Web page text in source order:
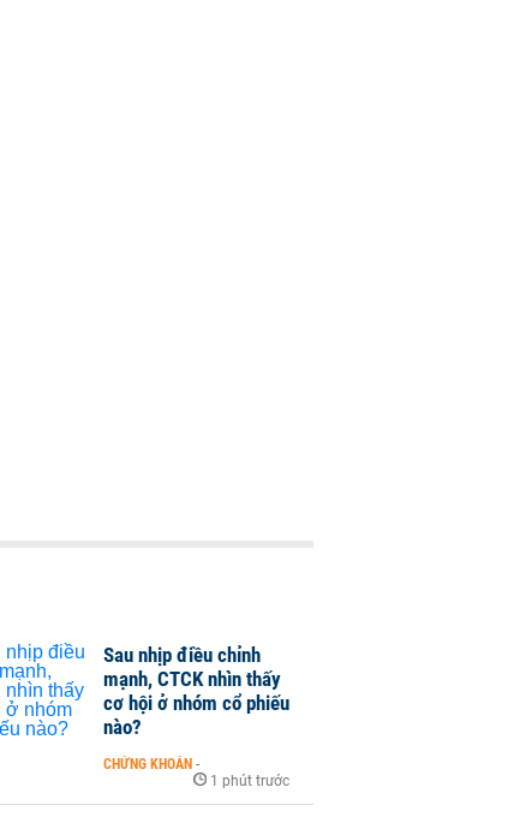
Sau nhịp điều chỉnh
mạnh, CTCK nhìn thấy
cơ hội ở nhóm cổ phiếu
nào?
CHỨNG KHOÁN -
1 phút trước